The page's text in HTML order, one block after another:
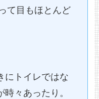
て目もほとんど
にトイレではな
々あったり。